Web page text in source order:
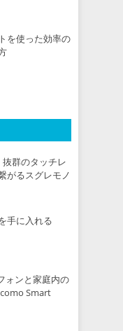
を使った効率の
群のタッチレ
がるスグレモノ
手に入れる
ォンと家庭内の
Smart